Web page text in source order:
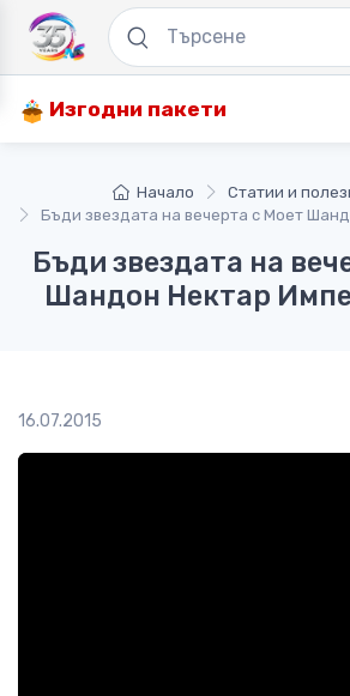
Изгодни пакети
Начало
Статии и
Бъди звездата на вечерта с Моет
Бъди звездата на
Шандон Нектар
16.07.2015